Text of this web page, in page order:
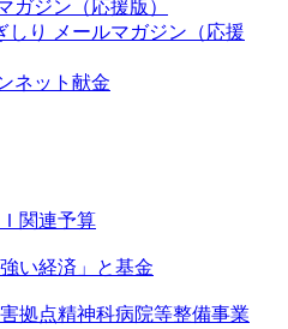
関連予算
い経済」と基金
拠点精神科病院等整備事業